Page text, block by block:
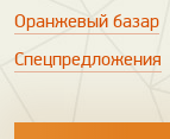
Оранжевый базар
Спецпредложения